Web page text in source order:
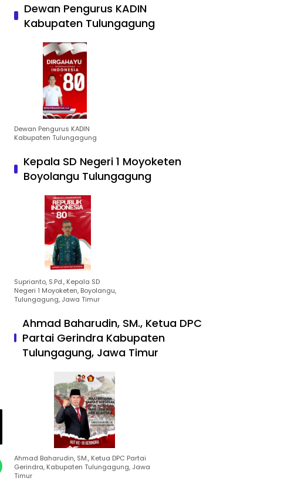
Dewan Pengurus KADIN
Kabupaten Tulungagung
Dewan Pengurus KADIN
Kabupaten Tulungagung
Kepala SD Negeri 1 Moyoketen
Boyolangu Tulungagung
Suprianto, S.Pd., Kepala SD
Negeri 1 Moyoketen, Boyolangu,
Tulungagung, Jawa Timur
Ahmad Baharudin, SM., Ketua DPC
Partai Gerindra Kabupaten
Tulungagung, Jawa Timur
Ahmad Baharudin, SM., Ketua DPC Partai
Gerindra, Kabupaten Tulungagung, Jawa
Timur